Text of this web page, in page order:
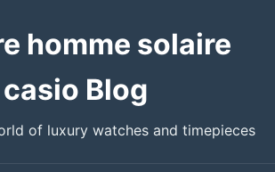
homme solaire
casio Blog
of luxury watches and timepieces